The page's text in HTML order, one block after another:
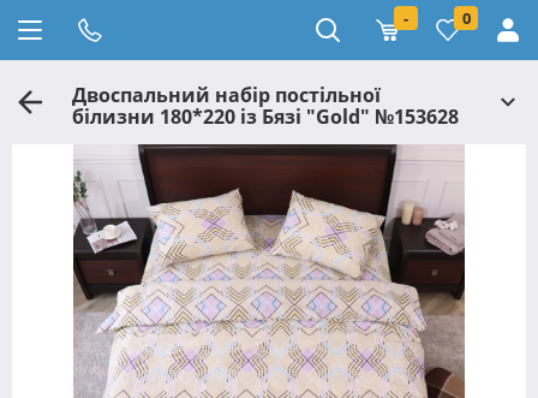
- 0
Двоспальний набір постільної
білизни 180*220 із Бязі "Gold" №153628
Черешенка™